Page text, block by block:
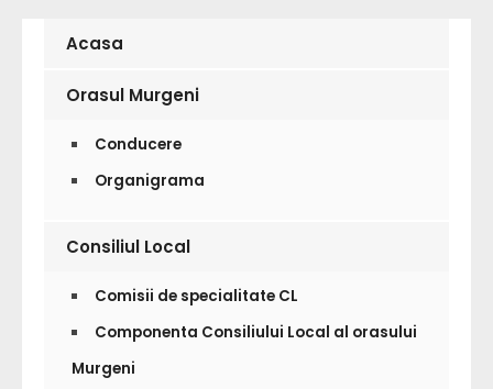
Acasa
Orasul Murgeni
Conducere
Organigrama
Consiliul Local
Comisii de specialitate CL
Componenta Consiliului Local al orasului
Murgeni